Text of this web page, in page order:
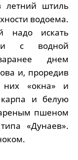
штиль
водоема.
надо искать
с водной
днем
и, проредив
них «окна» и
и белую
пшеном
«Дунаев».